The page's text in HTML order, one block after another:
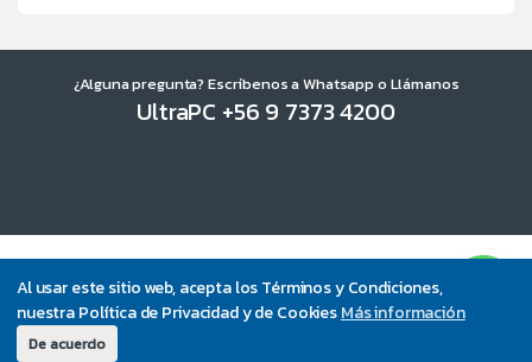
Al usar este sitio web, acepta los Términos y Condiciones,
nuestra Política de Privacidad y de CookiesMás información
De acuerdo
¿Alguna pregunta? Escríbenos a Whatsapp o Llámanos
UltraPC +56 9 7373 4200